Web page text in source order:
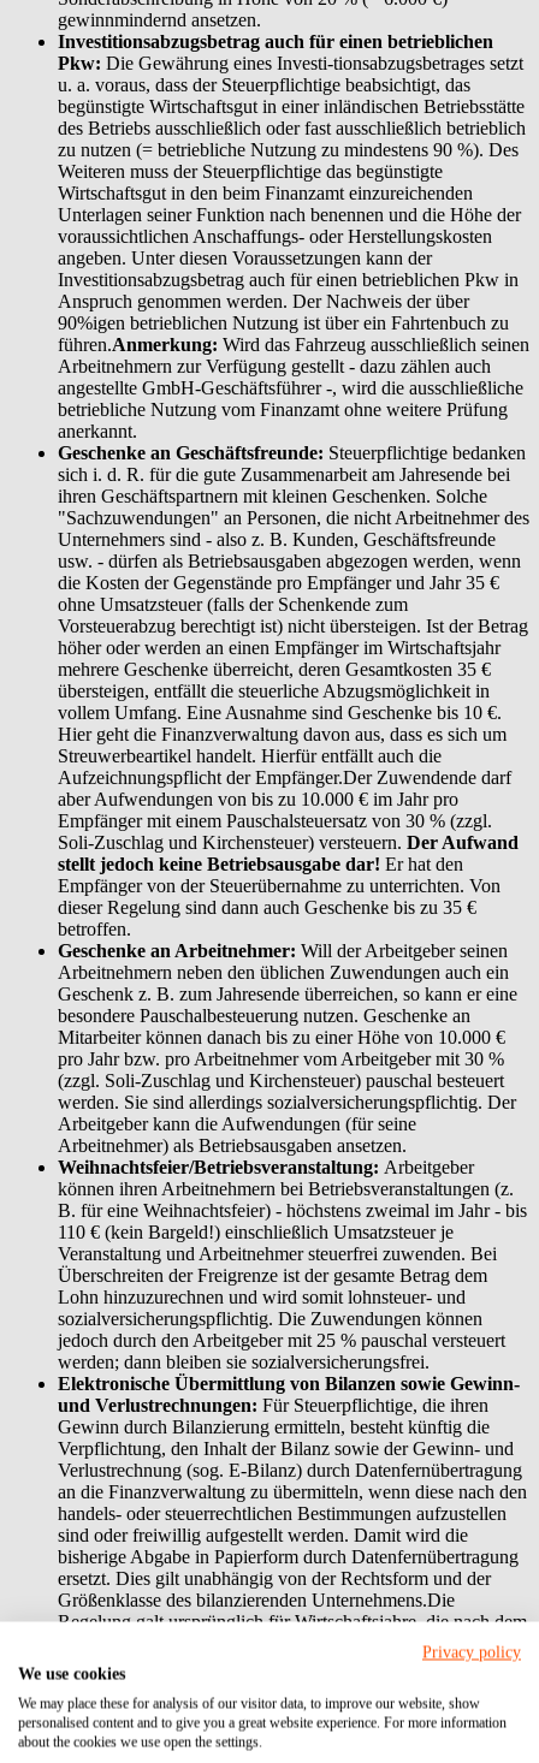
gewinnmindernd ansetzen.
Investitionsabzugsbetrag auch für einen betrieblichen
Pkw: Die Gewährung eines Investi-tionsabzugsbetrages setzt
u. a. voraus, dass der Steuerpflichtige beabsichtigt, das
begünstigte Wirtschaftsgut in einer inländischen Betriebsstätte
des Betriebs ausschließlich oder fast ausschließlich betrieblich
zu nutzen (= betriebliche Nutzung zu mindestens 90 %). Des
Weiteren muss der Steuerpflichtige das begünstigte
Wirtschaftsgut in den beim Finanzamt einzureichenden
Unterlagen seiner Funktion nach benennen und die Höhe der
voraussichtlichen Anschaffungs- oder Herstellungskosten
angeben. Unter diesen Voraussetzungen kann der
Investitionsabzugsbetrag auch für einen betrieblichen Pkw in
Anspruch genommen werden. Der Nachweis der über
90%igen betrieblichen Nutzung ist über ein Fahrtenbuch zu
führen.Anmerkung: Wird das Fahrzeug ausschließlich seinen
Arbeitnehmern zur Verfügung gestellt - dazu zählen auch
angestellte GmbH-Geschäftsführer -, wird die ausschließliche
betriebliche Nutzung vom Finanzamt ohne weitere Prüfung
anerkannt.
Geschenke an Geschäftsfreunde: Steuerpflichtige bedanken
sich i. d. R. für die gute Zusammenarbeit am Jahresende bei
ihren Geschäftspartnern mit kleinen Geschenken. Solche
"Sachzuwendungen" an Personen, die nicht Arbeitnehmer des
Unternehmers sind - also z. B. Kunden, Geschäftsfreunde
usw. - dürfen als Betriebsausgaben abgezogen werden, wenn
die Kosten der Gegenstände pro Empfänger und Jahr 35 €
ohne Umsatzsteuer (falls der Schenkende zum
Vorsteuerabzug berechtigt ist) nicht übersteigen. Ist der Betrag
höher oder werden an einen Empfänger im Wirtschaftsjahr
mehrere Geschenke überreicht, deren Gesamtkosten 35 €
übersteigen, entfällt die steuerliche Abzugsmöglichkeit in
vollem Umfang. Eine Ausnahme sind Geschenke bis 10 €.
Hier geht die Finanzverwaltung davon aus, dass es sich um
Streuwerbeartikel handelt. Hierfür entfällt auch die
Aufzeichnungspflicht der Empfänger.Der Zuwendende darf
aber Aufwendungen von bis zu 10.000 € im Jahr pro
Empfänger mit einem Pauschalsteuersatz von 30 % (zzgl.
Soli-Zuschlag und Kirchensteuer) versteuern. Der Aufwand
stellt jedoch keine Betriebsausgabe dar! Er hat den
Empfänger von der Steuerübernahme zu unterrichten. Von
dieser Regelung sind dann auch Geschenke bis zu 35 €
betroffen.
Geschenke an Arbeitnehmer: Will der Arbeitgeber seinen
Arbeitnehmern neben den üblichen Zuwendungen auch ein
Geschenk z. B. zum Jahresende überreichen, so kann er eine
besondere Pauschalbesteuerung nutzen. Geschenke an
Mitarbeiter können danach bis zu einer Höhe von 10.000 €
pro Jahr bzw. pro Arbeitnehmer vom Arbeitgeber mit 30 %
(zzgl. Soli-Zuschlag und Kirchensteuer) pauschal besteuert
werden. Sie sind allerdings sozialversicherungspflichtig. Der
Arbeitgeber kann die Aufwendungen (für seine
Arbeitnehmer) als Betriebsausgaben ansetzen.
Weihnachtsfeier/Betriebsveranstaltung: Arbeitgeber
können ihren Arbeitnehmern bei Betriebsveranstaltungen (z.
B. für eine Weihnachtsfeier) - höchstens zweimal im Jahr - bis
110 € (kein Bargeld!) einschließlich Umsatzsteuer je
Veranstaltung und Arbeitnehmer steuerfrei zuwenden. Bei
Überschreiten der Freigrenze ist der gesamte Betrag dem
Lohn hinzuzurechnen und wird somit lohnsteuer- und
sozialversicherungspflichtig. Die Zuwendungen können
jedoch durch den Arbeitgeber mit 25 % pauschal versteuert
werden; dann bleiben sie sozialversicherungsfrei.
Elektronische Übermittlung von Bilanzen sowie Gewinn-
und Verlustrechnungen: Für Steuerpflichtige, die ihren
Gewinn durch Bilanzierung ermitteln, besteht künftig die
Verpflichtung, den Inhalt der Bilanz sowie der Gewinn- und
Verlustrechnung (sog. E-Bilanz) durch Datenfernübertragung
an die Finanzverwaltung zu übermitteln, wenn diese nach den
handels- oder steuerrechtlichen Bestimmungen aufzustellen
sind oder freiwillig aufgestellt werden. Damit wird die
bisherige Abgabe in Papierform durch Datenfernübertragung
ersetzt. Dies gilt unabhängig von der Rechtsform und der
Größenklasse des bilanzierenden Unternehmens.Die
Regelung galt ursprünglich für Wirtschaftsjahre, die nach dem
31.12.2010 beginnen. Der Anwendungszeitpunkt wurde
zwischenzeitlich um ein Jahr verschoben und gilt nun für
Wirtschaftsjahre, die nach dem 31.12.2011 beginnen. Aber
auch für das Wirtschaftsjahr 2012 wird es von der
Finanzverwaltung nicht beanstandet, wenn die Bilanz und die
Gewinn- und Verlustrechnung noch nicht durch
Privacy policy
We use cookies
We may place these for analysis of our visitor data, to improve our website, show
personalised content and to give you a great website experience. For more information
about the cookies we use open the settings.